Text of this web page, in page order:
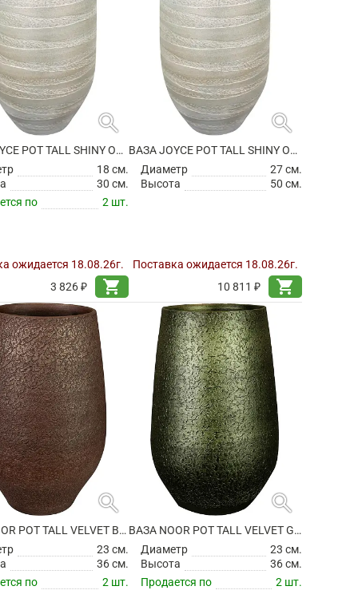
search
ВАЗА JOYCE POT TALL SHINY OLIVE
18 см.
30 см.
по
2 шт.
ожидается 18.08.26г.
3 826 ₽
shopping_cart
search
ВАЗА JOYCE POT TALL SHINY OLIVE
Диаметр
27 см.
Высота
50 см.
Поставка ожидается 18.08.26г.
10 811 ₽
shopping_cart
search
ВАЗА NOOR POT TALL VELVET BROWN
23 см.
36 см.
по
2 шт.
search
ВАЗА NOOR POT TALL VELVET GREEN
Диаметр
23 см.
Высота
36 см.
Продается по
2 шт.